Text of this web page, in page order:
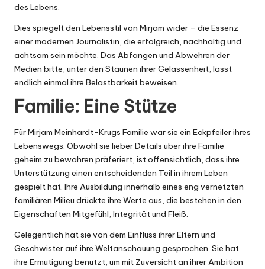
des Lebens.
Dies spiegelt den Lebensstil von Mirjam wider – die Essenz
einer modernen Journalistin, die erfolgreich, nachhaltig und
achtsam sein möchte. Das Abfangen und Abwehren der
Medien bitte, unter den Staunen ihrer Gelassenheit, lässt
endlich einmal ihre Belastbarkeit beweisen.
Familie: Eine Stütze
Für Mirjam Meinhardt-Krugs Familie war sie ein Eckpfeiler ihres
Lebenswegs. Obwohl sie lieber Details über ihre Familie
geheim zu bewahren präferiert, ist offensichtlich, dass ihre
Unterstützung einen entscheidenden Teil in ihrem Leben
gespielt hat. Ihre Ausbildung innerhalb eines eng vernetzten
familiären Milieu drückte ihre Werte aus, die bestehen in den
Eigenschaften Mitgefühl, Integrität und Fleiß.
Gelegentlich hat sie von dem Einfluss ihrer Eltern und
Geschwister auf ihre Weltanschauung gesprochen. Sie hat
ihre Ermutigung benutzt, um mit Zuversicht an ihrer Ambition